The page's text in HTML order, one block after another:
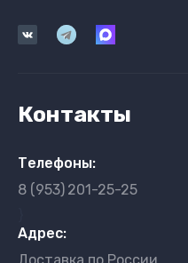
Контакты
Телефоны:
8 (953) 201-25-25
Адрес: